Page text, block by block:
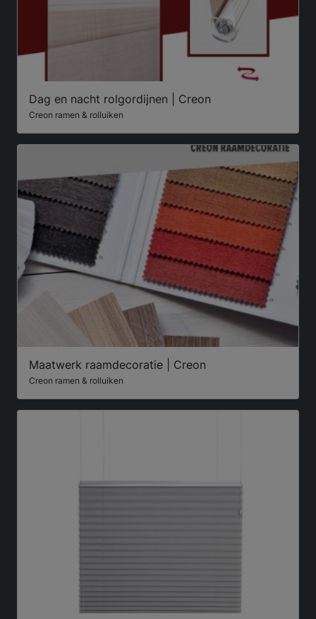
Dag en nacht rolgordijnen | Creon
Creon ramen & rolluiken
Maatwerk raamdecoratie | Creon
Creon ramen & rolluiken